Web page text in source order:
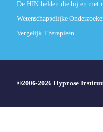
De HIN helden die bij en met
Wetenschappelijke
Vergelijk Therapieën
©2006-2026 Hypnose